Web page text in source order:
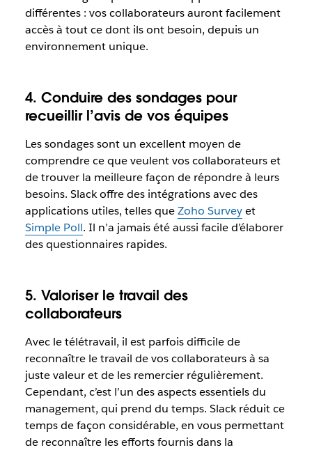
différentes : vos collaborateurs auront facilement
accès à tout ce dont ils ont besoin, depuis un
environnement unique.
4. Conduire des sondages pour
recueillir l’avis de vos équipes
Les sondages sont un excellent moyen de
comprendre ce que veulent vos collaborateurs et
de trouver la meilleure façon de répondre à leurs
besoins. Slack offre des intégrations avec des
applications utiles, telles queZoho Surveyet
Simple Poll. Il n’a jamais été aussi facile d’élaborer
des questionnaires rapides.
5. Valoriser le travail des
collaborateurs
Avec le télétravail, il est parfois difficile de
reconnaître le travail de vos collaborateurs à sa
juste valeur et de les remercier régulièrement.
Cependant, c’est l’un des aspects essentiels du
management, qui prend du temps. Slack réduit ce
temps de façon considérable, en vous permettant
de reconnaître les efforts fournis dans la